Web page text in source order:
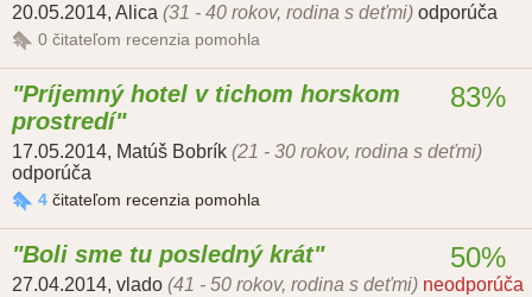
20.05.2014, Alica (31 - 40 rokov, rodina s deťmi) odporúča
0 čitateľom recenzia pomohla
Príjemný hotel v tichom horskom
prostredí
17.05.2014, Matúš Bobrík (21 - 30 rokov, rodina s deťmi)
odporúča
4 čitateľom recenzia pomohla
83%
Boli sme tu posledný krát
27.04.2014, vlado (41 - 50 rokov, rodina s deťmi) neodporúča
50%